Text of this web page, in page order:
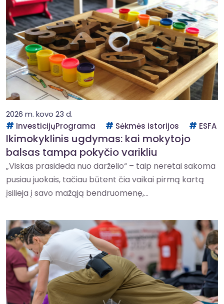
2026 m. kovo 23 d.
InvesticijųPrograma
Sėkmės istorijos ESFA
Ikimokyklinis ugdymas: kai mokytojo
balsas tampa pokyčio varikliu
„Viskas prasideda nuo darželio“ – taip neretai sakoma
pusiau juokais, tačiau būtent čia vaikai pirmą kartą
įsilieja į savo mažąją bendruomenę,...